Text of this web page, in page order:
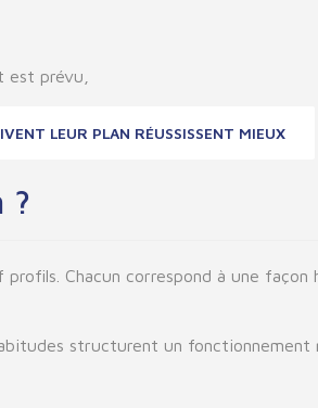
est prévu,
LEUR PLAN RÉUSSISSENT MIEUX
?
Chacun correspond à une
structurent un